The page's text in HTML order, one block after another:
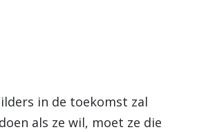
in de toekomst zal
als ze wil, moet ze die